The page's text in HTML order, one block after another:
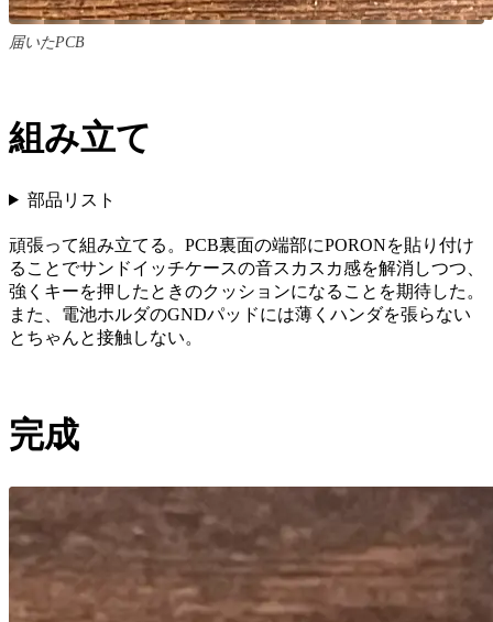
届いたPCB
組み立て
部品リスト
頑張って組み立てる。PCB裏面の端部にPORONを貼り付け
ることでサンドイッチケースの音スカスカ感を解消しつつ、
強くキーを押したときのクッションになることを期待した。
また、電池ホルダのGNDパッドには薄くハンダを張らない
とちゃんと接触しない。
完成